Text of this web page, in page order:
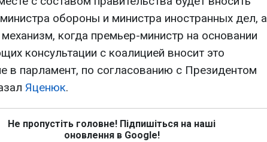
обороны и министра иностранных дел, а
когда премьер-министр на основании
консультации с коалицией вносит это
в парламент, по согласованию с Президентом
Яценюк.
Не пропустіть головне! Підпишіться на наші
оновлення в Google!